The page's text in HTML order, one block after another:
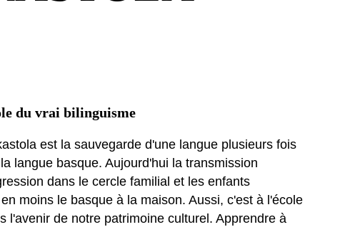
du vrai bilinguisme
est la sauvegarde d'une langue plusieurs fois
langue basque. Aujourd'hui la transmission
dans le cercle familial et les enfants
moins le basque à la maison. Aussi, c'est à l'école
l'avenir de notre patrimoine culturel. Apprendre à